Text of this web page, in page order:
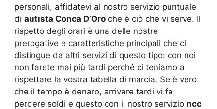
personali, affidatevi al nostro servizio puntuale
di autista Conca D’Oro che è ciò che vi serve. Il
rispetto degli orari è una delle nostre
prerogative e caratteristiche principali che ci
distingue da altri servizi di questo tipo: con noi
non farete mai più tardi perché ci teniamo a
rispettare la vostra tabella di marcia. Se è vero
che il tempo è denaro, arrivare tardi vi fa
perdere soldi e questo con il nostro servizio ncc